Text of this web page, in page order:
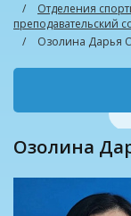
Отделения
преподавательский
Озолина Дарья
Озолина